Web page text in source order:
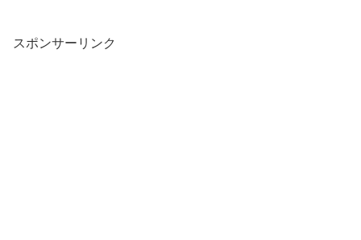
スポンサーリンク